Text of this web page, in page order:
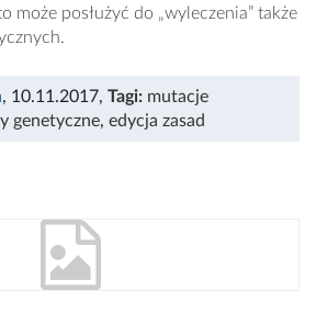
może posłużyć do „wyleczenia” także
, 10.11.2017, Tagi: mutacje
genetyczne, edycja zasad